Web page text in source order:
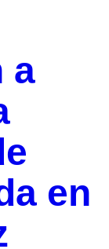
a
en